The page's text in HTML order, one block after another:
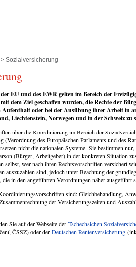
> Sozialversicherung
EU und des EWR gelten im Bereich der
mit dem Ziel geschaffen wurden, die Rechte der
Aufenthalt oder bei der Ausübung ihrer Arbeit in
Liechtenstein, Norwegen und in der Schweiz zu
über die Koordinierung im Bereich der
(Verordnung des Europäischen Parlaments und des
nicht die nationalen Systeme. Sie bestimmen
(Bürger, Arbeitgeber) in der konkreten Situation
selbst, wer nach ihren Rechtsvorschriften versichert
auszuzahlen sind, jedoch unter Beachtung der
in den angeführten Verordnungen näher ausgeführt
sind: Gleichbehandlung,
der Versicherungszeiten und
Sie auf der Webseite der Tschechsichen
ČSSZ) oder der Deutschen Rentenversicherung